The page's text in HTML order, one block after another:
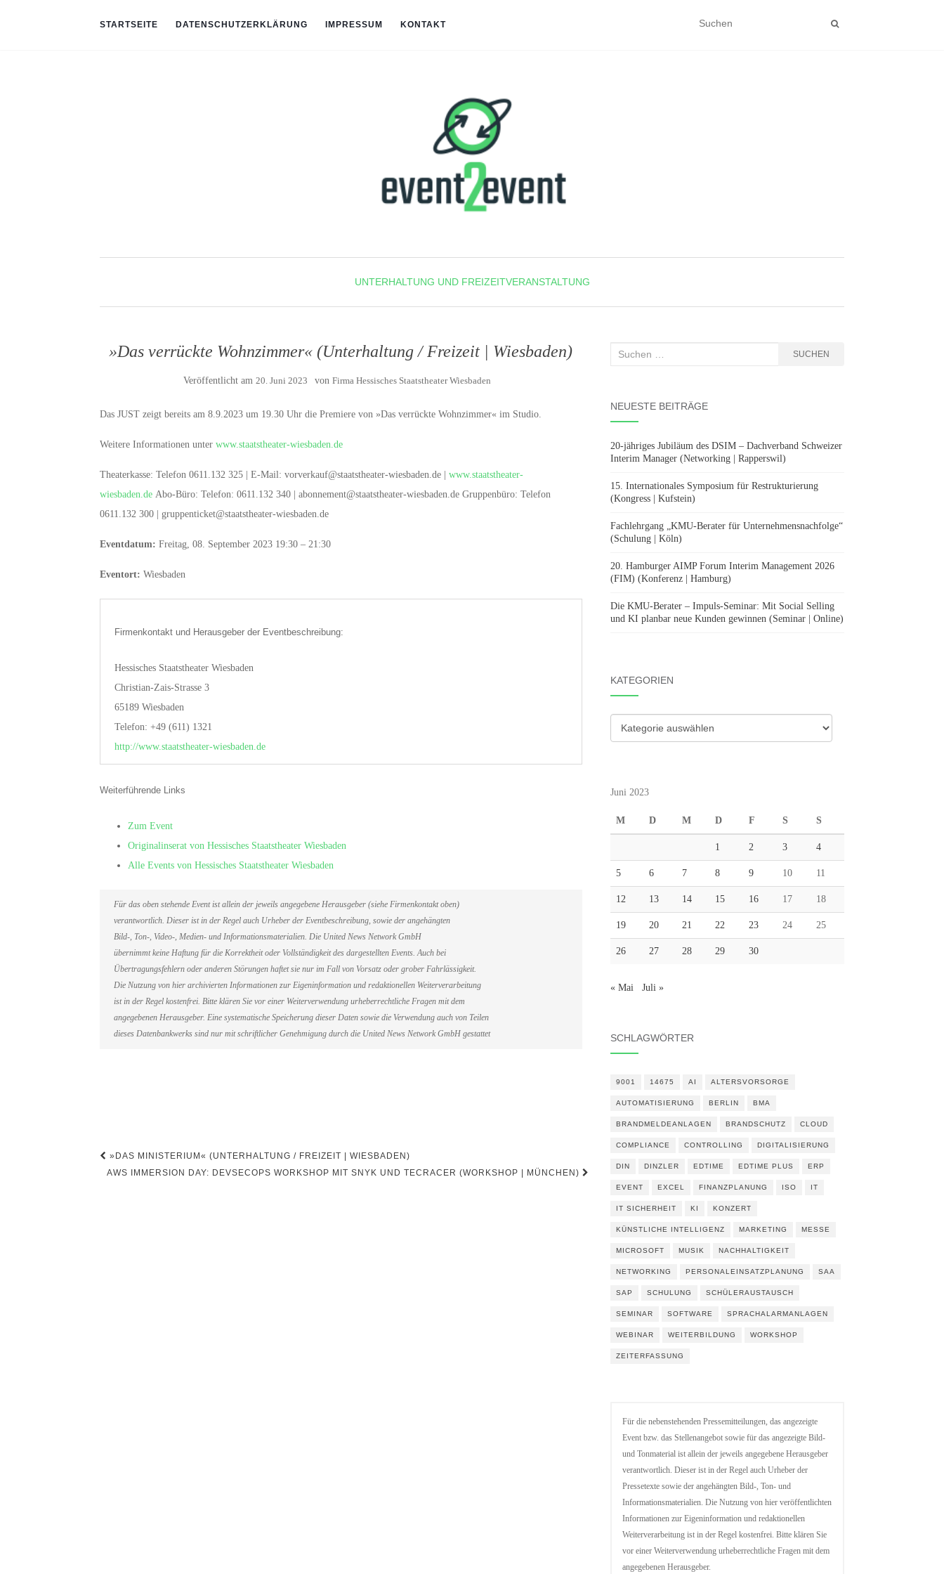
STARTSEITE DATENSCHUTZERKLÄRUNG IMPRESSUM KONTAKT
UNTERHALTUNG UND FREIZEITVERANSTALTUNG
»Das verrückte Wohnzimmer« (Unterhaltung / Freizeit | Wiesbaden)
Veröffentlicht am20. Juni 2023 vonFirma Hessisches Staatstheater Wiesbaden
Das JUST zeigt bereits am 8.9.2023 um 19.30 Uhr die Premiere von »Das verrückte Wohnzimmer« im Studio.
Weitere Informationen unter www.staatstheater-wiesbaden.de
Theaterkasse: Telefon 0611.132 325 | E-Mail: vorverkauf@staatstheater-wiesbaden.de | www.staatstheater-
wiesbaden.de Abo-Büro: Telefon: 0611.132 340 | abonnement@staatstheater-wiesbaden.de Gruppenbüro: Telefon
0611.132 300 | gruppenticket@staatstheater-wiesbaden.de
Eventdatum: Freitag, 08. September 2023 19:30 – 21:30
Eventort: Wiesbaden
Firmenkontakt und Herausgeber der Eventbeschreibung:
Hessisches Staatstheater Wiesbaden
Christian-Zais-Strasse 3
65189 Wiesbaden
Telefon: +49 (611) 1321
http://www.staatstheater-wiesbaden.de
Weiterführende Links
Zum Event
Originalinserat von Hessisches Staatstheater Wiesbaden
Alle Events von Hessisches Staatstheater Wiesbaden
Für das oben stehende Event ist allein der jeweils angegebene Herausgeber (siehe Firmenkontakt oben)
verantwortlich. Dieser ist in der Regel auch Urheber der Eventbeschreibung, sowie der angehängten
Bild-, Ton-, Video-, Medien- und Informationsmaterialien. Die United News Network GmbH
übernimmt keine Haftung für die Korrektheit oder Vollständigkeit des dargestellten Events. Auch bei
Übertragungsfehlern oder anderen Störungen haftet sie nur im Fall von Vorsatz oder grober Fahrlässigkeit.
Die Nutzung von hier archivierten Informationen zur Eigeninformation und redaktionellen Weiterverarbeitung
ist in der Regel kostenfrei. Bitte klären Sie vor einer Weiterverwendung urheberrechtliche Fragen mit dem
angegebenen Herausgeber. Eine systematische Speicherung dieser Daten sowie die Verwendung auch von Teilen
dieses Datenbankwerks sind nur mit schriftlicher Genehmigung durch die United News Network GmbH gestattet
Beitragsnavigation
»DAS MINISTERIUM« (UNTERHALTUNG / FREIZEIT | WIESBADEN)
AWS IMMERSION DAY: DEVSECOPS WORKSHOP MIT SNYK UND TECRACER (WORKSHOP | MÜNCHEN)
Suchen
SUCHEN
NEUESTE BEITRÄGE
20-jähriges Jubiläum des DSIM – Dachverband Schweizer
Interim Manager (Networking | Rapperswil)
15. Internationales Symposium für Restrukturierung
(Kongress | Kufstein)
Fachlehrgang „KMU-Berater für Unternehmensnachfolge“
(Schulung | Köln)
20. Hamburger AIMP Forum Interim Management 2026
(FIM) (Konferenz | Hamburg)
Die KMU-Berater – Impuls-Seminar: Mit Social Selling
und KI planbar neue Kunden gewinnen (Seminar | Online)
KATEGORIEN
Kategorien
Juni 2023
M D M D F S S
1 2 3 4
5 6 7 8 9 10 11
12 13 14 15 16 17 18
19 20 21 22 23 24 25
26 27 28 29 30
« Mai Juli »
SCHLAGWÖRTER
9001 14675 AI ALTERSVORSORGE
AUTOMATISIERUNG BERLIN BMA
BRANDMELDEANLAGEN BRANDSCHUTZ CLOUD
COMPLIANCE CONTROLLING DIGITALISIERUNG
DIN DINZLER EDTIME EDTIME PLUS ERP
EVENT EXCEL FINANZPLANUNG ISO IT
IT SICHERHEIT KI KONZERT
KÜNSTLICHE INTELLIGENZ MARKETING MESSE
MICROSOFT MUSIK NACHHALTIGKEIT
NETWORKING PERSONALEINSATZPLANUNG SAA
SAP SCHULUNG SCHÜLERAUSTAUSCH
SEMINAR SOFTWARE SPRACHALARMANLAGEN
WEBINAR WEITERBILDUNG WORKSHOP
ZEITERFASSUNG
Für die nebenstehenden Pressemitteilungen, das angezeigte
Event bzw. das Stellenangebot sowie für das angezeigte Bild-
und Tonmaterial ist allein der jeweils angegebene Herausgeber
verantwortlich. Dieser ist in der Regel auch Urheber der
Pressetexte sowie der angehängten Bild-, Ton- und
Informationsmaterialien. Die Nutzung von hier veröffentlichten
Informationen zur Eigeninformation und redaktionellen
Weiterverarbeitung ist in der Regel kostenfrei. Bitte klären Sie
vor einer Weiterverwendung urheberrechtliche Fragen mit dem
angegebenen Herausgeber.